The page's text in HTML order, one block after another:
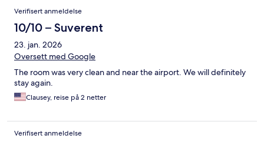
Verifisert anmeldelse
10/10 – Suverent
23. jan. 2026
Oversett med Google
The room was very clean and near the airport. We will definitely
stay again.
Clausey, reise på 2 netter
Verifisert anmeldelse